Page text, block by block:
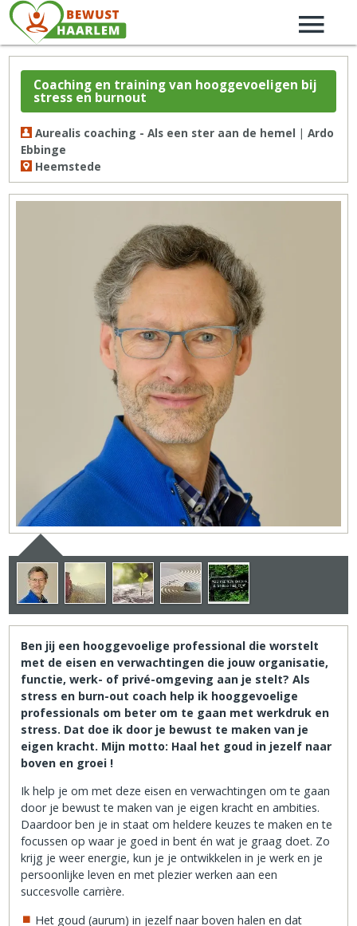
Coaching en training van hooggevoeligen bij
stress en burnout
Aurealis coaching - Als een ster aan de hemel | Ardo
Ebbinge
Heemstede
Ben jij een hooggevoelige professional die worstelt
met de eisen en verwachtingen die jouw organisatie,
functie, werk- of privé-omgeving aan je stelt? Als
stress en burn-out coach help ik hooggevoelige
professionals om beter om te gaan met werkdruk en
stress. Dat doe ik door je bewust te maken van je
eigen kracht. Mijn motto: Haal het goud in jezelf naar
boven en groei !
Ik help je om met deze eisen en verwachtingen om te gaan
door je bewust te maken van je eigen kracht en ambities.
Daardoor ben je in staat om heldere keuzes te maken en te
focussen op waar je goed in bent én wat je graag doet. Zo
krijg je weer energie, kun je je ontwikkelen in je werk en je
persoonlijke leven en met plezier werken aan een
succesvolle carrière.
Het goud (aurum) in jezelf naar boven halen en dat